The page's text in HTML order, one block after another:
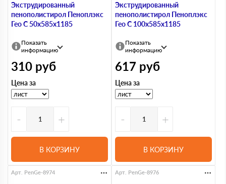
Экструдированный
пенополистирол Пеноплэкс
Гео С 50х585х1185
Показать
информацию
310 руб
Цена за
- +
В КОРЗИНУ
Экструдированный
пенополистирол Пеноплэкс
Гео С 100х585х1185
Показать
информацию
617 руб
Цена за
- +
В КОРЗИНУ
Арт. PenGe-8974 Арт. PenGe-8976